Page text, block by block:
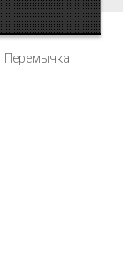
Перемычка